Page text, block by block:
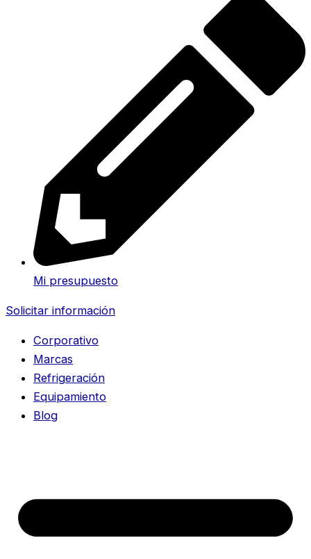
Mi presupuesto
Solicitar información
Corporativo
Marcas
Refrigeración
Equipamiento
Blog